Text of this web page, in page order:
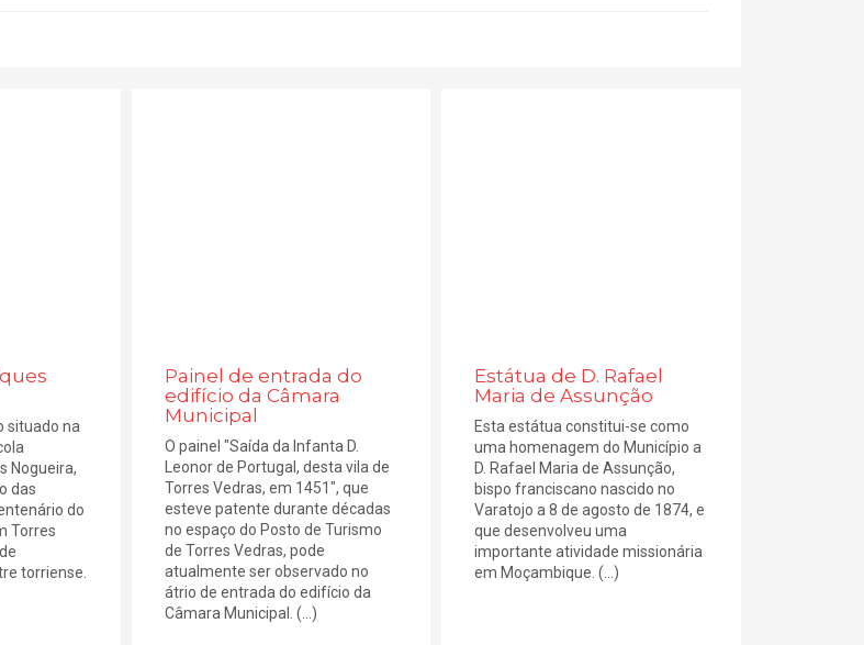
situado na
Nogueira,
das
do
Torres
torriense.
Painel de entrada do
edifício da Câmara
Municipal
O painel "Saída da Infanta D.
Leonor de Portugal, desta vila de
Torres Vedras, em 1451", que
esteve patente durante décadas
no espaço do Posto de Turismo
de Torres Vedras, pode
atualmente ser observado no
átrio de entrada do edifício da
Câmara Municipal. (...)
Estátua de D. Rafael
Maria de Assunção
Esta estátua constitui-se como
uma homenagem do Município a
D. Rafael Maria de Assunção,
bispo franciscano nascido no
Varatojo a 8 de agosto de 1874, e
que desenvolveu uma
importante atividade missionária
em Moçambique. (...)